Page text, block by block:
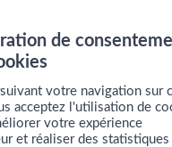
BEC
de
votre navigation sur
acceptez l'utilisation de
votre expérience
et réaliser des statistiques